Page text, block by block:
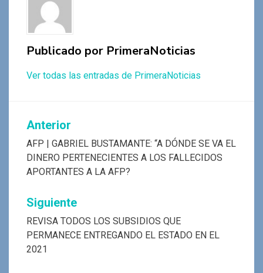
k
Publicado por PrimeraNoticias
Ver todas las entradas de PrimeraNoticias
Navegación
de
entradas
Anterior
AFP | GABRIEL BUSTAMANTE: “A DÓNDE SE VA EL
DINERO PERTENECIENTES A LOS FALLECIDOS
APORTANTES A LA AFP?
Siguiente
REVISA TODOS LOS SUBSIDIOS QUE
PERMANECE ENTREGANDO EL ESTADO EN EL
2021